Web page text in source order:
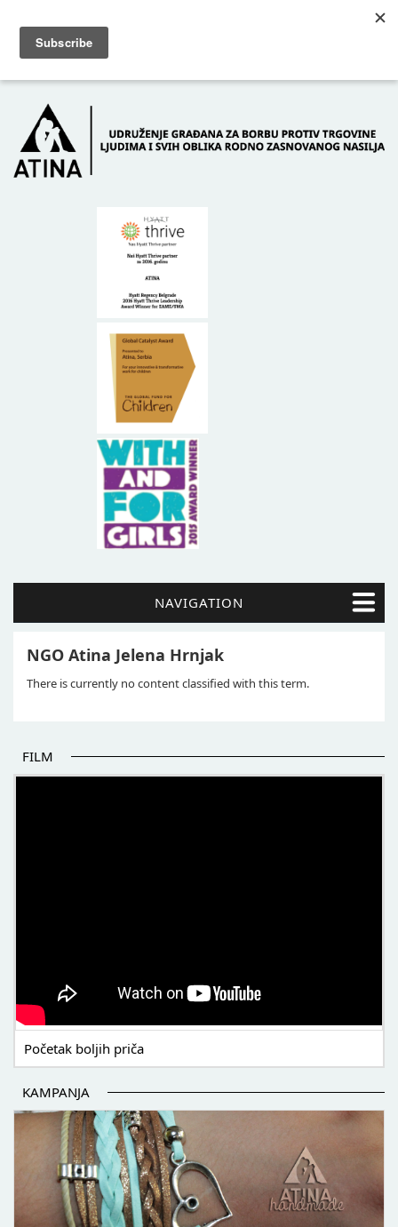
POČETNA O NAMA
NAVIGATION
NGO Atina Jelena Hrnjak
There is currently no content classified with this term.
FILM
Početak boljih priča
KAMPANJA